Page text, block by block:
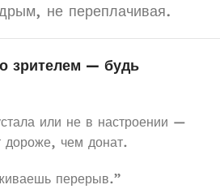
не переплачивая.
зрителем — будь
или не в настроении —
дороже, чем донат.
перерыв.”